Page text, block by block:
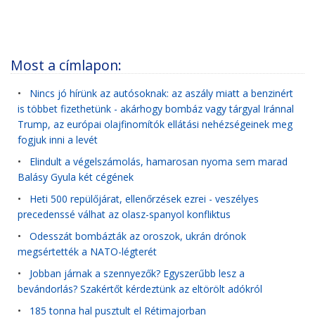
Most a címlapon:
• Nincs jó hírünk az autósoknak: az aszály miatt a benzinért
is többet fizethetünk - akárhogy bombáz vagy tárgyal Iránnal
Trump, az európai olajfinomítók ellátási nehézségeinek meg
fogjuk inni a levét
• Elindult a végelszámolás, hamarosan nyoma sem marad
Balásy Gyula két cégének
• Heti 500 repülőjárat, ellenőrzések ezrei - veszélyes
precedenssé válhat az olasz-spanyol konfliktus
• Odesszát bombázták az oroszok, ukrán drónok
megsértették a NATO-légterét
• Jobban járnak a szennyezők? Egyszerűbb lesz a
bevándorlás? Szakértőt kérdeztünk az eltörölt adókról
• 185 tonna hal pusztult el Rétimajorban